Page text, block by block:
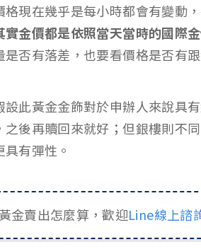
格現在幾乎是每小時都會有變動
實金價都是依照當天當時的國際
是否有落差，也要看價格是否有
設此黃金金飾對於申辦人來說具
之後再贖回來就好；但銀樓則不
有彈性。
黃金賣出怎麼算，歡迎Line線上諮